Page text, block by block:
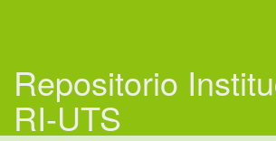
Repositorio
RI-UTS